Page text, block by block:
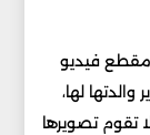
مقطع فيديو
لها،
تقوم تصويرها